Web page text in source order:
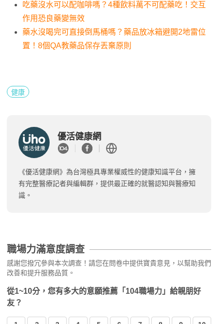
吃藥沒水可以配咖啡嗎？4種飲料萬不可配藥吃！交互
作用恐良藥變無效
藥水沒喝完可直接倒馬桶嗎？藥品放冰箱避開2地雷位
置！8個QA教藥品保存丟棄原則
健康
優活健康網
《優活健康網》為台灣極具專業權威性的健康知識平台，擁
有完整醫療記者與編輯群，提供最正確的就醫認知與醫療知
識。
職場力滿意度調查
感謝您撥冗參與本次調查！請您在問卷中提供寶貴意見，以幫助我們
改善和提升服務品質。
從1~10分，您有多大的意願推薦「104職場力」給親朋好
友？